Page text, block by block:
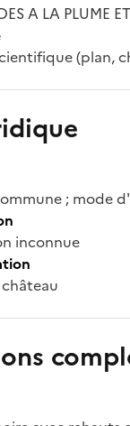
A LA PLUME
(plan,
; mode
inconnue